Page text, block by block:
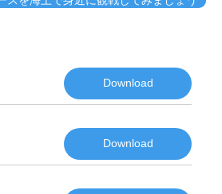
Download
Download